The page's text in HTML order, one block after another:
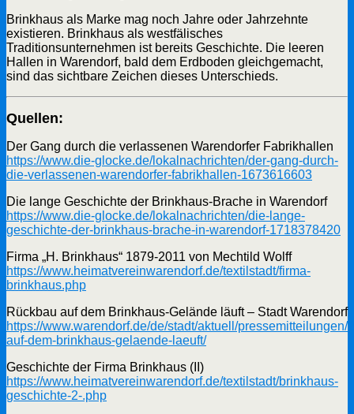
Brinkhaus als Marke mag noch Jahre oder Jahrzehnte
existieren. Brinkhaus als westfälisches
Traditionsunternehmen ist bereits Geschichte. Die leeren
Hallen in Warendorf, bald dem Erdboden gleichgemacht,
sind das sichtbare Zeichen dieses Unterschieds.
Quellen:
Der Gang durch die verlassenen Warendorfer Fabrikhallen
https://www.die-glocke.de/lokalnachrichten/der-gang-durch-
die-verlassenen-warendorfer-fabrikhallen-1673616603
Die lange Geschichte der Brinkhaus-Brache in Warendorf
https://www.die-glocke.de/lokalnachrichten/die-lange-
geschichte-der-brinkhaus-brache-in-warendorf-1718378420
Firma „H. Brinkhaus“ 1879-2011 von Mechtild Wolff
https://www.heimatvereinwarendorf.de/textilstadt/firma-
brinkhaus.php
Rückbau auf dem Brinkhaus-Gelände läuft – Stadt Warendorf
https://www.warendorf.de/de/stadt/aktuell/
auf-dem-brinkhaus-gelaende-laeuft/
Geschichte der Firma Brinkhaus (II)
https://www.heimatvereinwarendorf.de/textilstadt/brinkhaus-
geschichte-2-.php